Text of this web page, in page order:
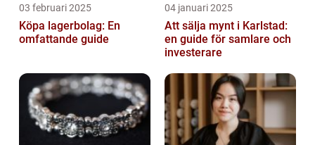
03 februari 2025
Köpa lagerbolag: En
omfattande guide
04 januari 2025
Att sälja mynt i Karlstad:
en guide för samlare och
investerare